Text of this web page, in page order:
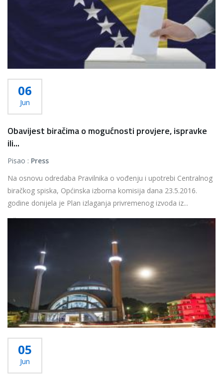
06
Jun
Obavijest biračima o mogućnosti provjere, ispravke
ili...
Pisao : Press
Na osnovu odredaba Pravilnika o vođenju i upotrebi Centralnog
biračkog spiska, Općinska izborna komisija dana 23.5.2016.
godine donijela je Plan izlaganja privremenog izvoda iz...
Više...
05
Jun